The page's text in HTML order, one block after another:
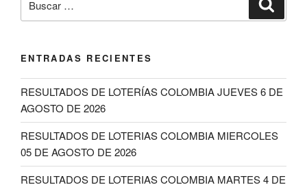
por:
ENTRADAS RECIENTES
RESULTADOS DE LOTERÍAS COLOMBIA JUEVES 6 DE
AGOSTO DE 2026
RESULTADOS DE LOTERIAS COLOMBIA MIERCOLES
05 DE AGOSTO DE 2026
RESULTADOS DE LOTERIAS COLOMBIA MARTES 4 DE